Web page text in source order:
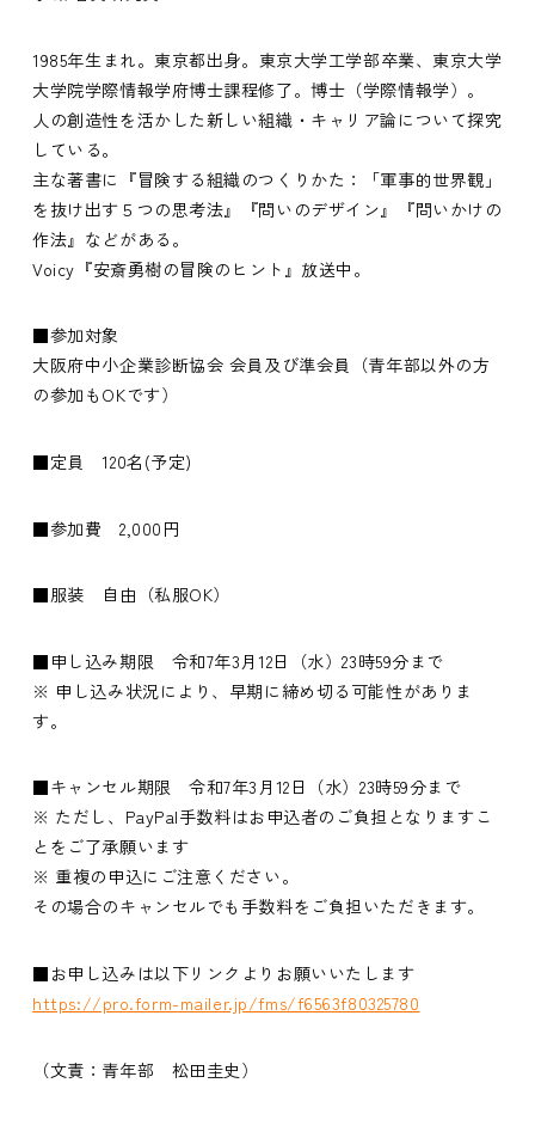
1985年生まれ。東京都出身。東京大学工学部卒業、東京大学
大学院学際情報学府博士課程修了。博士（学際情報学）。
人の創造性を活かした新しい組織・キャリア論について探究
している。
主な著書に『冒険する組織のつくりかた：「軍事的世界観」
を抜け出す５つの思考法』『問いのデザイン』『問いかけの
作法』などがある。
Voicy『安斎勇樹の冒険のヒント』放送中。
■参加対象
大阪府中小企業診断協会 会員及び準会員（青年部以外の方
の参加もOKです）
■定員 120名(予定)
■参加費 2,000円
■服装 自由（私服OK）
■申し込み期限 令和7年3月12日（水）23時59分まで
※ 申し込み状況により、早期に締め切る可能性がありま
す。
■キャンセル期限 令和7年3月12日（水）23時59分まで
※ ただし、PayPal手数料はお申込者のご負担となりますこ
とをご了承願います
※ 重複の申込にご注意ください。
その場合のキャンセルでも手数料をご負担いただきます。
■お申し込みは以下リンクよりお願いいたします
https://pro.form-mailer.jp/fms/f6563f80325780
（文責：青年部 松田圭史）